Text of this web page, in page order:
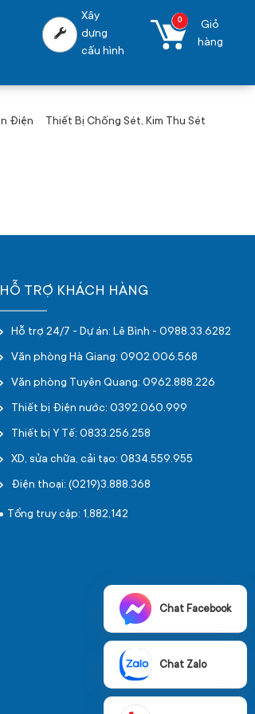
Xây
dựng
cấu hình
0
Giỏ
hàng
Điện Thiết Bị Chống Sét, Kim Thu Sét
HỖ TRỢ KHÁCH HÀNG
Hỗ trợ 24/7 - Dự án: Lê Bình - 0988.33.6282
Văn phòng Hà Giang: 0902.006.568
Văn phòng Tuyên Quang: 0962.888.226
Thiết bị Điện nước: 0392.060.999
Thiết bị Y Tế: 0833.256.258
XD, sửa chữa, cải tạo: 0834.559.955
Điện thoại: (0219)3.888.368
Tổng truy cập: 1,882,142
Chat Facebook
Chat Zalo